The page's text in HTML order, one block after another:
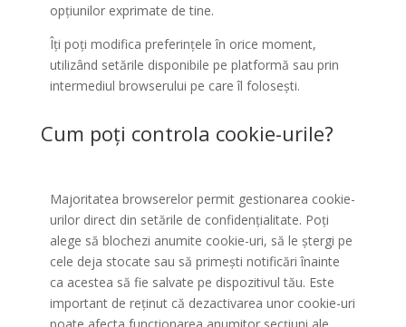
opțiunilor exprimate de tine.
Îți poți modifica preferințele în orice moment,
utilizând setările disponibile pe platformă sau prin
intermediul browserului pe care îl folosești.
Cum poți controla cookie-urile?
Majoritatea browserelor permit gestionarea cookie-
urilor direct din setările de confidențialitate. Poți
alege să blochezi anumite cookie-uri, să le ștergi pe
cele deja stocate sau să primești notificări înainte
ca acestea să fie salvate pe dispozitivul tău. Este
important de reținut că dezactivarea unor cookie-uri